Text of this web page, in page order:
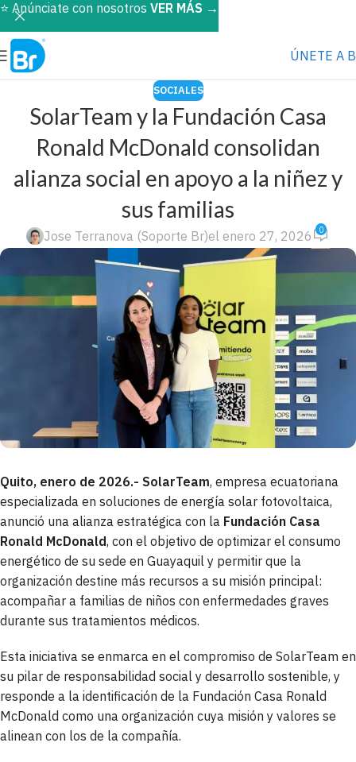
ÚNETE A
SOCIALES
SolarTeam y la Fundación Casa
Ronald McDonald consolidan
alianza social en apoyo a la niñez y
sus familias
Jose Terranova (Soporte Br)el enero 27, 2026 0
Quito, enero de 2026.- SolarTeam, empresa ecuatoriana
especializada en soluciones de energía solar fotovoltaica,
anunció una alianza estratégica con la Fundación Casa
Ronald McDonald, con el objetivo de optimizar el consumo
energético de su sede en Guayaquil y permitir que la
organización destine más recursos a su misión principal:
acompañar a familias de niños con enfermedades graves
durante sus tratamientos médicos.
Esta iniciativa se enmarca en el compromiso de SolarTeam en
su pilar de responsabilidad social y desarrollo sostenible, y
responde a la identificación de la Fundación Casa Ronald
McDonald como una organización cuya misión y valores se
alinean con los de la compañía.
⭐️ Anúnciate con nosotros VER MÁS →